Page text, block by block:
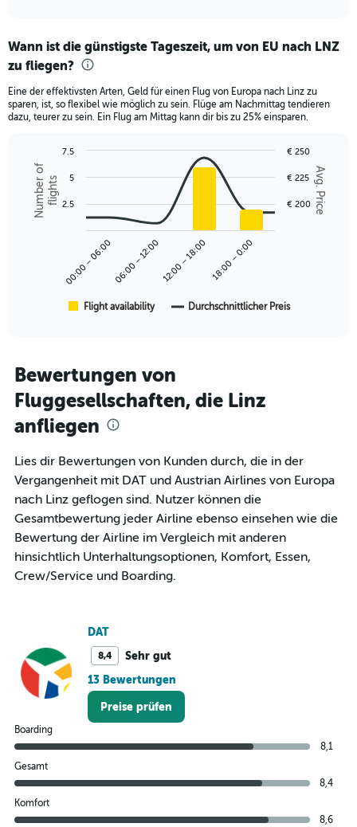
Range:
12
The
chart
has
axis
displaying
values.
Range:
Wann ist die günstigste Tageszeit, um von EU nach LNZ
zu fliegen?
Eine der effektivsten Arten, Geld für einen Flug von Europa nach Linz zu
sparen, ist, so flexibel wie möglich zu sein. Flüge am Nachmittag tendieren
dazu, teurer zu sein. Ein Flug am Mittag kann dir bis zu 25% einsparen.
Combination
chart
with
data
categories.
Range:
6
categories.
The
has
2
Y
axes
displaying
Avg.
Price
and
Number
Chart
graphic.
Avg. Price
Number offlights
Flight availability Durchschnittlicher Preis
00:00 – 06:0006:00 – 12:0012:00 – 18:00 18:00 – 0:00
€ 200
€ 225
€ 250
2.5
5
7.5
Bewertungen von
Fluggesellschaften, die Linz
anfliegen
Lies dir Bewertungen von Kunden durch, die in der
Vergangenheit mit DAT und Austrian Airlines von Europa
nach Linz geflogen sind. Nutzer können die
Gesamtbewertung jeder Airline ebenso einsehen wie die
Bewertung der Airline im Vergleich mit anderen
hinsichtlich Unterhaltungsoptionen, Komfort, Essen,
Crew/Service und Boarding.
DAT
8,4
Sehr gut
13 Bewertungen
Preise prüfen
Boarding
8,1
Gesamt
8,4
Komfort
8,6